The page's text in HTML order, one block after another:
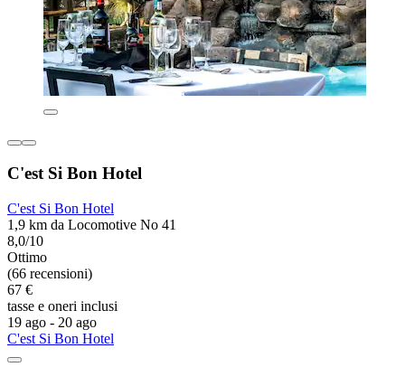
C'est Si Bon Hotel
C'est Si Bon Hotel
1,9 km da Locomotive No 41
8,0/10
Ottimo
(66 recensioni)
67 €
tasse e oneri inclusi
19 ago - 20 ago
C'est Si Bon Hotel